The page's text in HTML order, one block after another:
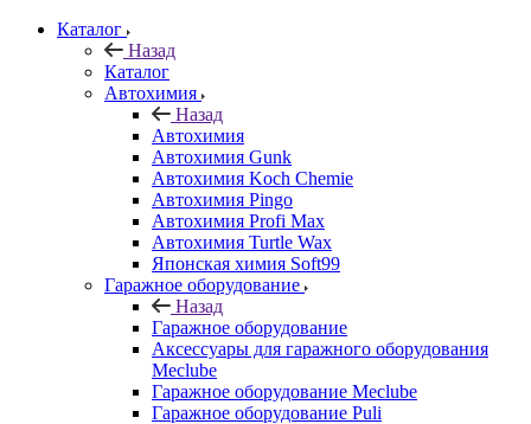
Каталог
Назад
Каталог
Автохимия
Назад
Автохимия
Автохимия Gunk
Автохимия Koch Chemie
Автохимия Pingo
Автохимия Profi Max
Автохимия Turtle Wax
Японская химия Soft99
Гаражное оборудование
Назад
Гаражное оборудование
Аксессуары для гаражного оборудования
Meclube
Гаражное оборудование Meclube
Гаражное оборудование Puli